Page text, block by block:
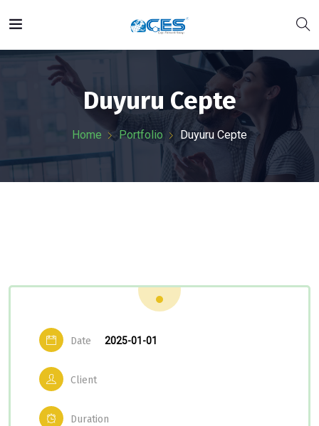
Duyuru Cepte
Home Portfolio Duyuru Cepte
Date 2025-01-01
Client
Duration